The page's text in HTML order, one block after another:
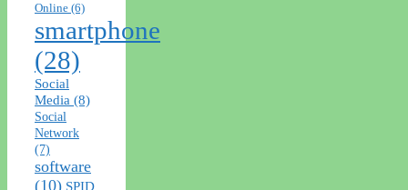
Online (6)
smartphone
(28)
Social
Media (8)
Social
Network
(7)
software
(10) SPID